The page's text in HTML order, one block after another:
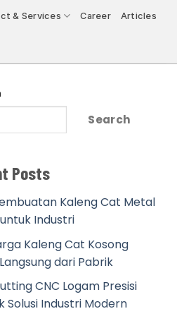
& Services Career Articles
Search
Posts
Kaleng Cat Metal
Industri
Kaleng Cat Kosong
dari Pabrik
CNC Logam Presisi
Solusi Industri Modern